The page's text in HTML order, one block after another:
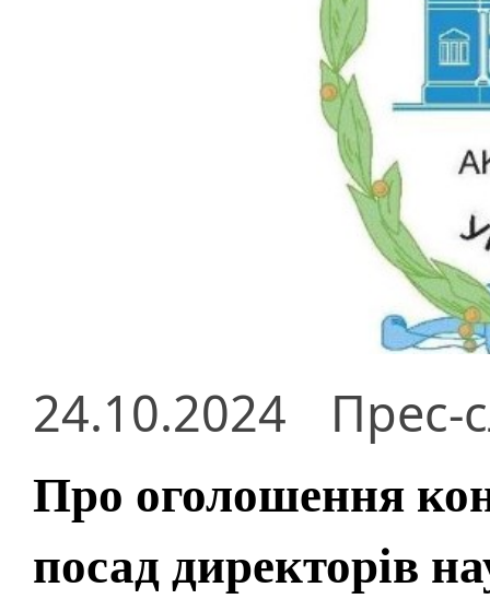
24.10.2024 Прес-
Про оголошення
посад директорів